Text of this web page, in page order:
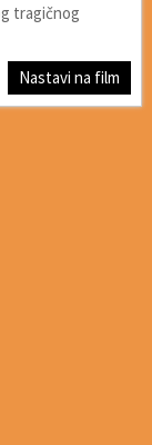
tragičnog
Nastavi na film